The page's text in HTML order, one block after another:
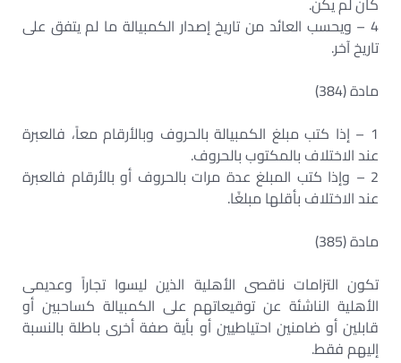
4 – ويحسب العائد من تاريخ إصدار الكمبيالة ما لم يتفق على
تاريخ آخر.
مادة (384)
1 – إذا كتب مبلغ الكمبيالة بالحروف وبالأرقام معاً، فالعبرة
عند الاختلاف بالمكتوب بالحروف.
2 – وإذا كتب المبلغ عدة مرات بالحروف أو بالأرقام فالعبرة
عند الاختلاف بأقلها مبلغًا.
مادة (385)
تكون التزامات ناقصى الأهلية الذين ليسوا تجاراً وعديمى
الأهلية الناشئة عن توقيعاتهم على الكمبيالة كساحبين أو
قابلين أو ضامنين احتياطيين أو بأية صفة أخرى باطلة بالنسبة
إليهم فقط.